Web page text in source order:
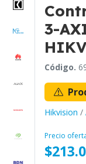
3-
Código.
Hikvision /
Precio